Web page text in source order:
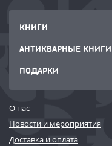
КНИГИ
АНТИКВАРНЫЕ КНИГИ
ПОДАРКИ
О нас
Новости и мероприятия
Доставка и оплата